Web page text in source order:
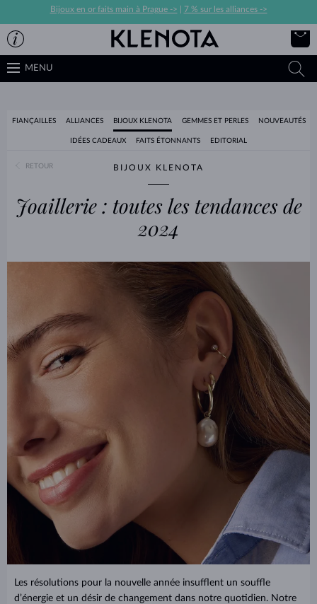
Bijoux en or faits main à Prague -> 7 % sur les alliances ->
MENU
FIANÇAILLES ALLIANCES BIJOUX KLENOTA GEMMES ET PERLES NOUVEAUTÉS
IDÉES CADEAUX FAITS ÉTONNANTS EDITORIAL
RETOUR BIJOUX KLENOTA
Joaillerie : toutes les tendances de
2024
Les résolutions pour la nouvelle année insufflent un souffle
d’énergie et un désir de changement dans notre quotidien. Notre